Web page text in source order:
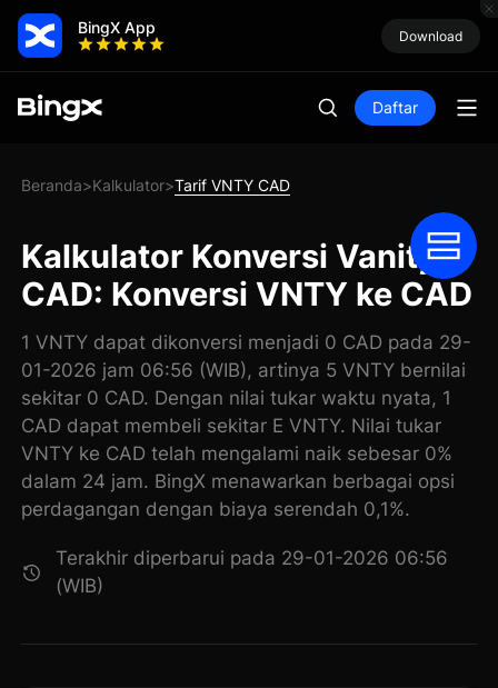
BingX App Download
Daftar
Beranda>Kalkulator>Tarif VNTY CAD
Kalkulator Konversi Vanity
CAD: Konversi VNTY ke CAD
1 VNTY dapat dikonversi menjadi 0 CAD pada 29-
01-2026 jam 06:56 (WIB), artinya 5 VNTY bernilai
sekitar 0 CAD. Dengan nilai tukar waktu nyata, 1
CAD dapat membeli sekitar E VNTY. Nilai tukar
VNTY ke CAD telah mengalami naik sebesar 0%
dalam 24 jam. BingX menawarkan berbagai opsi
perdagangan dengan biaya serendah 0,1%.
Terakhir diperbarui pada 29-01-2026 06:56
(WIB)